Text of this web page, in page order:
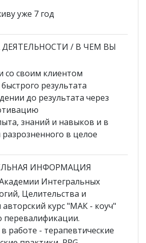
уже 7 год
/ В ЧЕМ ВЫ
со своим клиентом
результата
до результата через
знаний и навыков и в
разрозненного в целое
ИНФОРМАЦИЯ
Интегральных
Целительства и
курс "МАК - коуч"
перевалификации.
работе - терапевтические